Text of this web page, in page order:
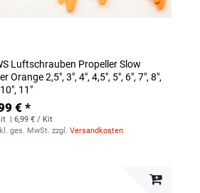
Luftschrauben Propeller Slow
Orange 2,5", 3", 4", 4,5", 5", 6", 7", 8",
11"
€ *
| 6,99 € / Kit
ges. MwSt. zzgl.Versandkosten